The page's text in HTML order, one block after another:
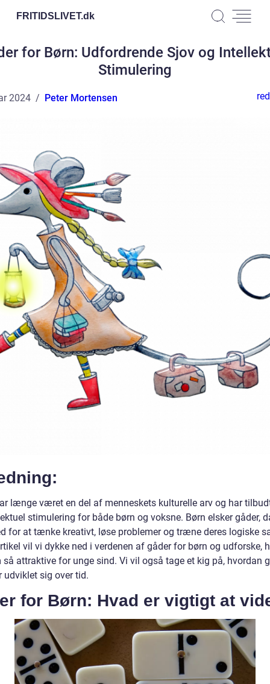
FRITIDSLIVET.dk
for Børn: Udfordrende Sjov og
Stimulering
2024 Peter Mortensen
længe været en del af menneskets kulturelle arv og har
stimulering for både børn og voksne. Børn elsker gåder,
for at tænke kreativt, løse problemer og træne deres logiske
vil vi dykke ned i verdenen af gåder for børn og udforske,
så attraktive for unge sind. Vi vil også tage et kig på, hvordan
udviklet sig over tid.
for Børn: Hvad er vigtigt at